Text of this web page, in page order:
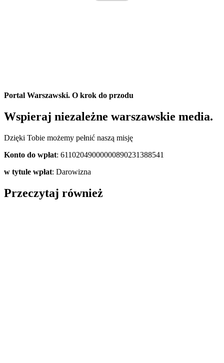
Portal Warszawski. O krok do przodu
Wspieraj niezależne warszawskie media.
Dzięki Tobie możemy pełnić naszą misję
Konto do wpłat: 61102049000000890231388541
w tytule wpłat: Darowizna
Przeczytaj również